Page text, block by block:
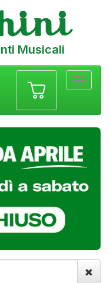
Musicali